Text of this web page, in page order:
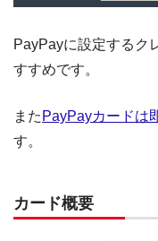
PayPayに設定するク
すすめです。
また PayPayカードは
す。
カード概要